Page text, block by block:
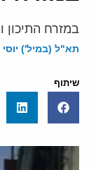
במזרח התיכון
תא"ל (במיל') יוסי
שיתוף